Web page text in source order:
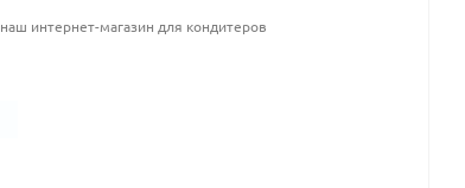
интернет-магазин для кондитеров